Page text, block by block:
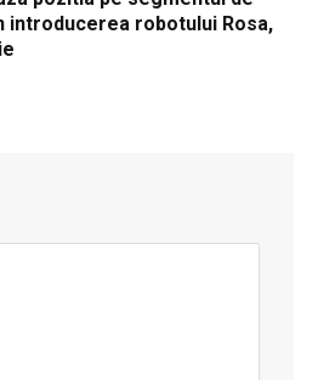
robotului Rosa,